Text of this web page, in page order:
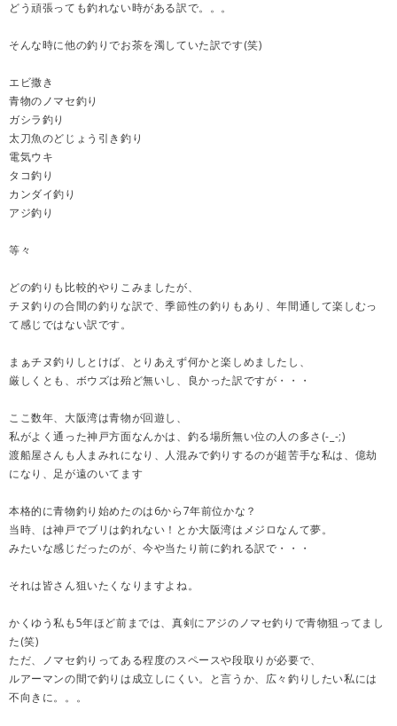
どう頑張っても釣れない時がある訳で。。。
そんな時に他の釣りでお茶を濁していた訳です(笑)
エビ撒き
青物のノマセ釣り
ガシラ釣り
太刀魚のどじょう引き釣り
電気ウキ
タコ釣り
カンダイ釣り
アジ釣り
等々
どの釣りも比較的やりこみましたが、
チヌ釣りの合間の釣りな訳で、季節性の釣りもあり、年間通して楽しむっ
て感じではない訳です。
まぁチヌ釣りしとけば、とりあえず何かと楽しめましたし、
厳しくとも、ボウズは殆ど無いし、良かった訳ですが・・・
ここ数年、大阪湾は青物が回遊し、
私がよく通った神戸方面なんかは、釣る場所無い位の人の多さ(-_-;)
渡船屋さんも人まみれになり、人混みで釣りするのが超苦手な私は、億劫
になり、足が遠のいてます
本格的に青物釣り始めたのは6から7年前位かな？
当時、は神戸でブリは釣れない！とか大阪湾はメジロなんて夢。
みたいな感じだったのが、今や当たり前に釣れる訳で・・・
それは皆さん狙いたくなりますよね。
かくゆう私も5年ほど前までは、真剣にアジのノマセ釣りで青物狙ってまし
た(笑)
ただ、ノマセ釣りってある程度のスペースや段取りが必要で、
ルアーマンの間で釣りは成立しにくい。と言うか、広々釣りしたい私には
不向きに。。。